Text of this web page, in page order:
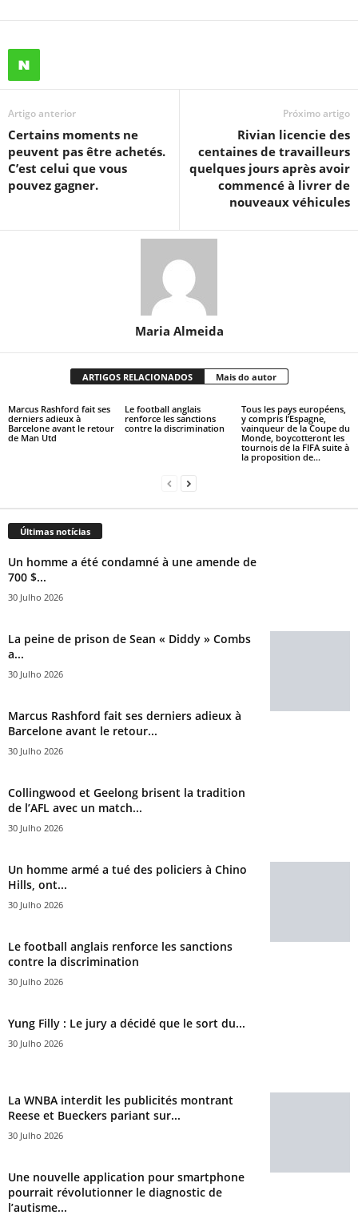
Artigo anterior
Certains moments ne
peuvent pas être achetés.
C’est celui que vous
pouvez gagner.
Próximo artigo
Rivian licencie des
centaines de travailleurs
quelques jours après avoir
commencé à livrer de
nouveaux véhicules
Maria Almeida
ARTIGOS RELACIONADOS Mais do autor
Marcus Rashford fait ses
derniers adieux à
Barcelone avant le retour
de Man Utd
Le football anglais
renforce les sanctions
contre la discrimination
Tous les pays européens,
y compris l’Espagne,
vainqueur de la Coupe du
Monde, boycotteront les
tournois de la FIFA suite à
la proposition de...
Últimas notícias
Un homme a été condamné à une amende de
700 $...
30 Julho 2026
La peine de prison de Sean « Diddy » Combs
a...
30 Julho 2026
Marcus Rashford fait ses derniers adieux à
Barcelone avant le retour...
30 Julho 2026
Collingwood et Geelong brisent la tradition
de l’AFL avec un match...
30 Julho 2026
Un homme armé a tué des policiers à Chino
Hills, ont...
30 Julho 2026
Le football anglais renforce les sanctions
contre la discrimination
30 Julho 2026
Yung Filly : Le jury a décidé que le sort du...
30 Julho 2026
La WNBA interdit les publicités montrant
Reese et Bueckers pariant sur...
30 Julho 2026
Une nouvelle application pour smartphone
pourrait révolutionner le diagnostic de
l’autisme...